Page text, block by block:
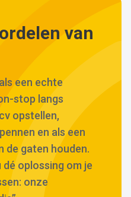
van
een echte
stop langs
opstellen,
en als een
de gaten houden.
oplossing om je
onze